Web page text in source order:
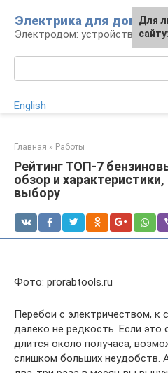
контенту
Электрика для дома
Электродом: устройства,
English
Главная » Работы
Рейтинг ТОП-7
обзор и
выбору
Фото: prorabtools.ru
Перебои с электричеством, к
далеко не редкость. Если это
длится около получаса,
слишком больших неудобств.
Для